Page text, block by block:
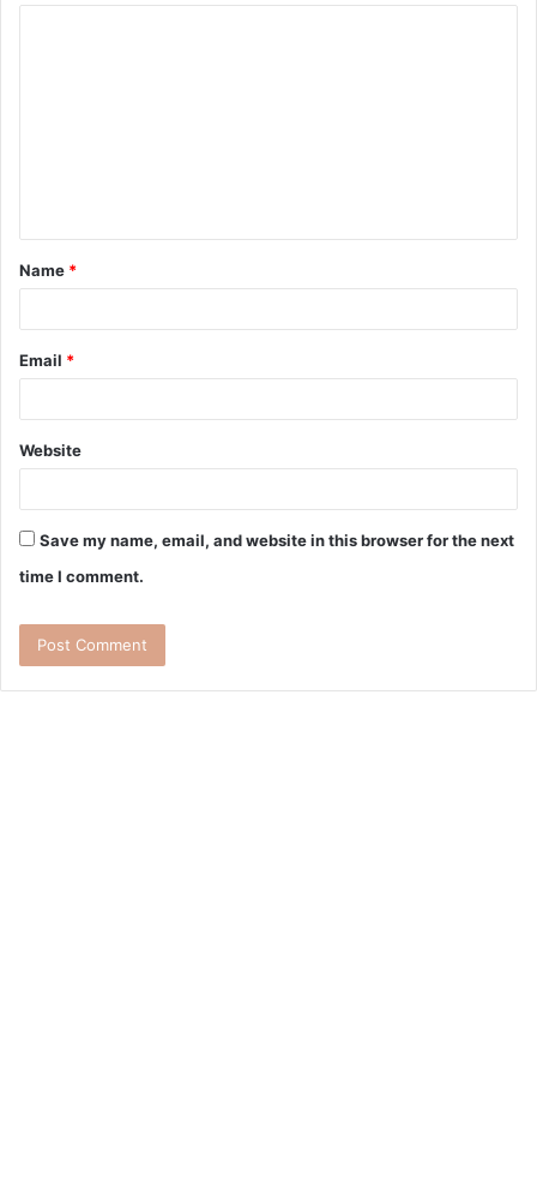
Name *
Email *
Website
Save my name, email, and website in this browser for the next
time I comment.